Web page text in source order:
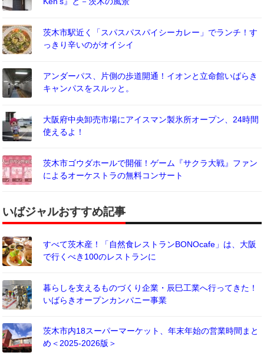
茨木市駅近く「スパスパスパイシーカレー」でランチ！す
っきり辛いのがオイシイ
アンダーパス、片側の歩道開通！イオンと立命館いばらき
キャンパスをスルッと。
大阪府中央卸売市場にアイスマン製氷所オープン、24時間
使えるよ！
茨木市ゴウダホールで開催！ゲーム『サクラ大戦』ファン
によるオーケストラの無料コンサート
いばジャルおすすめ記事
すべて茨木産！「自然食レストランBONOcafe」は、大阪
で行くべき100のレストランに
暮らしを支えるものづくり企業・辰巳工業へ行ってきた！
いばらきオープンカンパニー事業
茨木市内18スーパーマーケット、年末年始の営業時間まと
め＜2025-2026版＞